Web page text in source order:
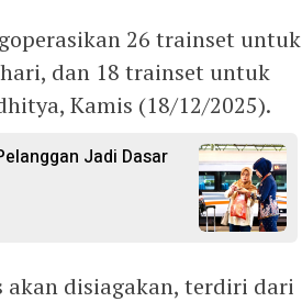
26 trainset untuk
dan 18 trainset untuk
Kamis (18/12/2025).
Jadi Dasar
akan disiagakan, terdiri dari